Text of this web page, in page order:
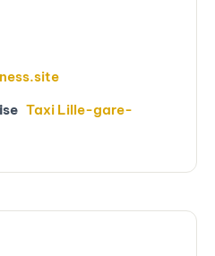
Taxi Lille-gare-